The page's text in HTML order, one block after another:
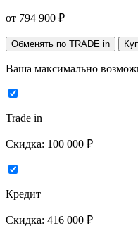
от 794 900 ₽
Обменять по TRADE in
Ваша максимально
Trade in
Скидка: 100 000 ₽
Кредит
Скидка: 416 000 ₽